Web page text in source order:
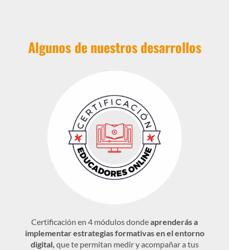
Algunos denuestrosdesarrollos
Certificación en 4 módulos dondeaprenderás a
implementar estrategias formativas en el entorno
digital, que te permitan medir y acompañar a tus